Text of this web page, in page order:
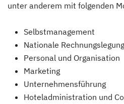
unter anderem mit folgenden
Selbstmanagement
Nationale Rechnungslegung
Personal und Organisation
Marketing
Unternehmensführung
Hoteladministration und